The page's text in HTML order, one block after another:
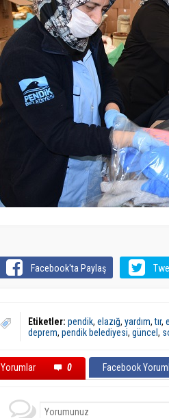
Facebook'ta Paylaş
Etiketler: pendik, elazığ, yardım,tır,
deprem, pendik belediyesi, güncel ,
Yorumlar 0 Facebook